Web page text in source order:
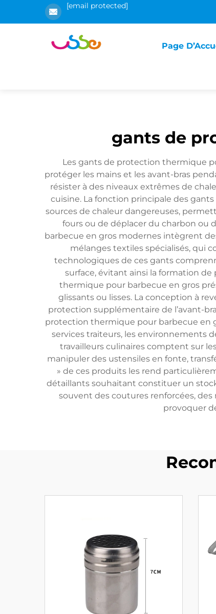
[email protected]
Page
gants de
Les gants de protection thermique
protéger les mains et les avant-bras
résister à des niveaux extrêmes de
cuisine. La fonction principale des
sources de chaleur dangereuses,
fours ou de déplacer du charbon ou
barbecue en gros modernes intègrent
mélanges textiles spécialisés, qui
technologiques de ces gants
surface, évitant ainsi la formation
thermique pour barbecue en gros
glissants ou lisses. La conception à
protection supplémentaire de l’avant-
protection thermique pour barbecue en
services traiteurs, les environnements
travailleurs culinaires comptent sur
manipuler des ustensiles en fonte,
» de ces produits les rend
détaillants souhaitant constituer un
souvent des coutures renforcées,
provoquer